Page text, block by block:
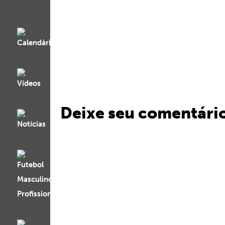
Deixe seu